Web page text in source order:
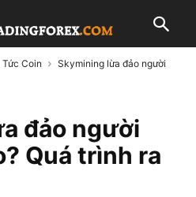
Tức Coin
Skymining lừa đảo người
đảo người
Quá trình ra